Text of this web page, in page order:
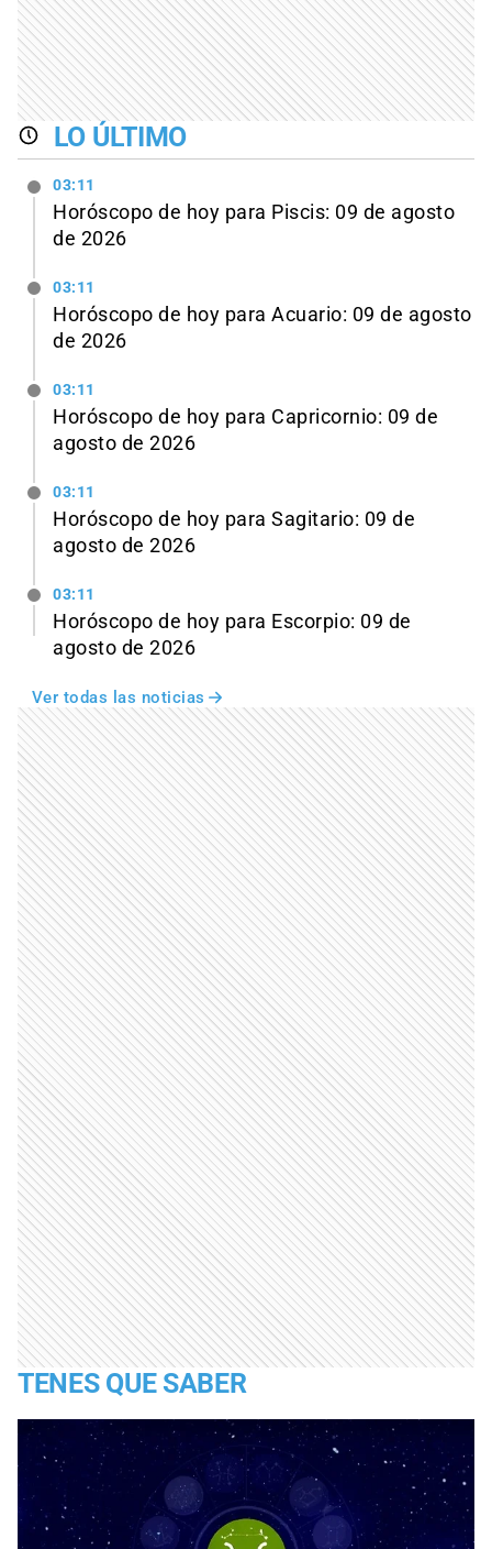
LO ÚLTIMO
03:11
Horóscopo de hoy para Piscis: 09 de agosto
de 2026
03:11
Horóscopo de hoy para Acuario: 09 de agosto
de 2026
03:11
Horóscopo de hoy para Capricornio: 09 de
agosto de 2026
03:11
Horóscopo de hoy para Sagitario: 09 de
agosto de 2026
03:11
Horóscopo de hoy para Escorpio: 09 de
agosto de 2026
Ver todas las noticias
TENES QUE SABER